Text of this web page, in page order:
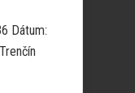
Dátum: